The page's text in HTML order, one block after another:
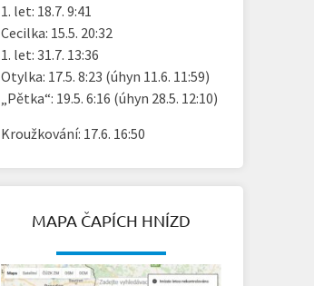
1. let: 18.7. 9:41
Cecilka: 15.5. 20:32
1. let: 31.7. 13:36
Otylka: 17.5. 8:23 (úhyn 11.6. 11:59)
„Pětka“: 19.5. 6:16 (úhyn 28.5. 12:10)
Kroužkování: 17.6. 16:50
MAPA ČAPÍCH HNÍZD